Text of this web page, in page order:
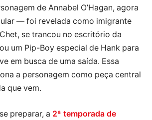
de Annabel O’Hagan, agora
— foi revelada como imigrante
se trancou no escritório da
um Pip-Boy especial de Hank para
em busca de uma saída. Essa
a personagem como peça central
que vem.
preparar, a 2ª temporada de